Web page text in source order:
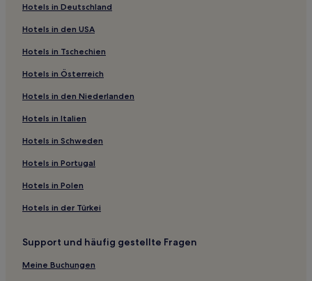
Günstige in Fort Smith
Hotels mit Fitnessbereich in Fort Smith
Familien in Heber Springs
Günstige in Hazen
Hotels mit Parkplatz in Nord-Arkansas
Hotels mit inbegriffenem Frühstück in Hot Springs
Haustierfreundliche in Hot Springs
Günstige in Hot Springs
Luxus in Hot Springs
B&B in Eureka Springs
Ferienwohnungen in Sandy Beach
Hotels in Deutschland
Hotels in den USA
Hotels in Tschechien
Hotels in Österreich
Hotels in den Niederlanden
Hotels in Italien
Hotels in Schweden
Hotels in Portugal
Hotels in Polen
Hotels in der Türkei
Support und häufig gestellte Fragen
Meine Buchungen